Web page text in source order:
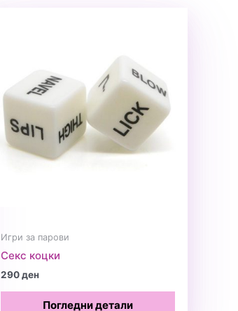
Игри за парови
Секс коцки
290ден
Погледни детали